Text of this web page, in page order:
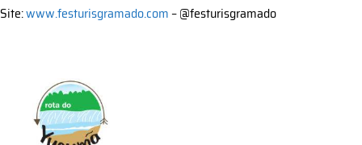
Site:www.festurisgramado.com– @festurisgramado